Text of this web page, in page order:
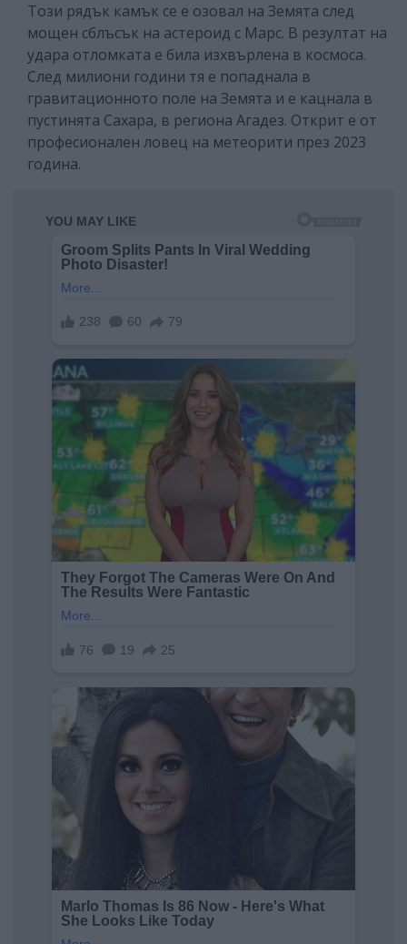
Този рядък камък се е озовал на Земята след
мощен сблъсък на астероид с Марс. В резултат на
удара отломката е била изхвърлена в космоса.
След милиони години тя е попаднала в
гравитационното поле на Земята и е кацнала в
пустинята Сахара, в региона Агадез. Открит е от
професионален ловец на метеорити през 2023
година.